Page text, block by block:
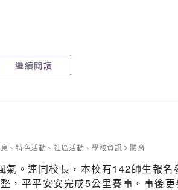
繼續閱讀
、特色活動 、社區活動 、學校資訊 體育
。連同校長，本校有142師生報
平平安安完成5公里賽事。事後